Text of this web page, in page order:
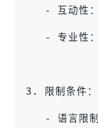
- 互动性：
- 专业性：
3. 限制条件：
- 语言限制